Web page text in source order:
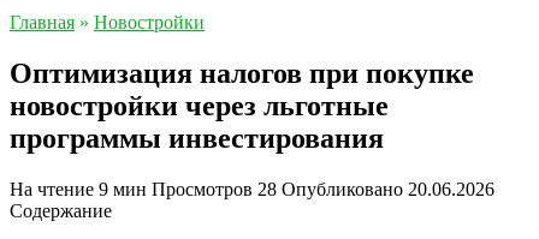
Главная » Новостройки
Оптимизация налогов при покупке
новостройки через льготные
программы инвестирования
На чтение 9 мин Просмотров 28 Опубликовано 20.06.2026
Содержание